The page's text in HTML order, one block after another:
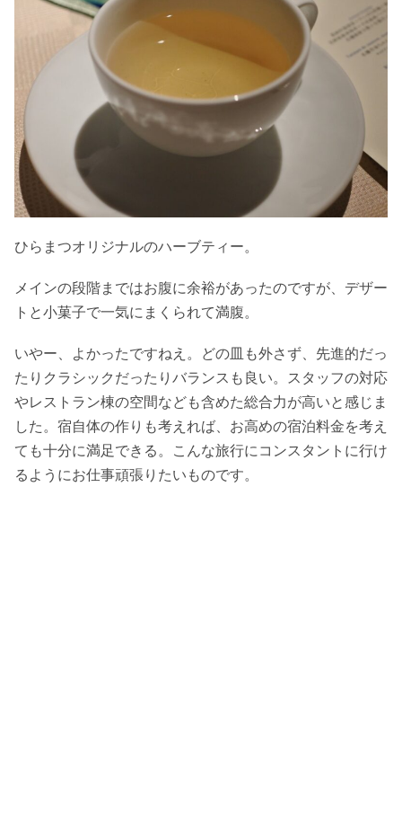
ひらまつオリジナルのハーブティー。
メインの段階まではお腹に余裕があったのですが、デザー
トと小菓子で一気にまくられて満腹。
いやー、よかったですねえ。どの皿も外さず、先進的だっ
たりクラシックだったりバランスも良い。スタッフの対応
やレストラン棟の空間なども含めた総合力が高いと感じま
した。宿自体の作りも考えれば、お高めの宿泊料金を考え
ても十分に満足できる。こんな旅行にコンスタントに行け
るようにお仕事頑張りたいものです。